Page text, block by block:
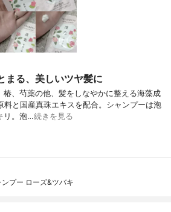
まる、美しいツヤ髪に
椿、芍薬の他、髪をしなやかに整える海藻成
料と国産真珠エキスを配合。シャンプーは泡
リ。泡…続きを見る
プー ローズ&ツバキ